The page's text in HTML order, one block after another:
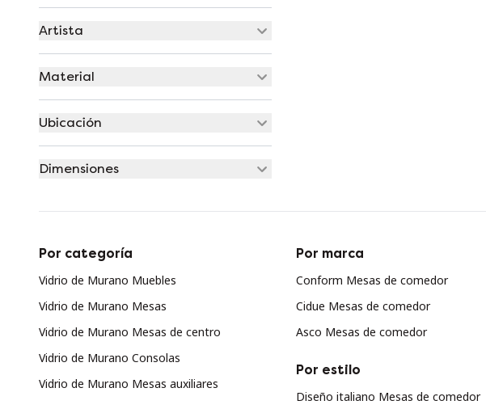
Artista
Material
Ubicación
Dimensiones
Por categoría
Vidrio de Murano Muebles
Vidrio de Murano Mesas
Vidrio de Murano Mesas de centro
Vidrio de Murano Consolas
Vidrio de Murano Mesas auxiliares
Por marca
Conform Mesas de comedor
Cidue Mesas de comedor
Asco Mesas de comedor
Por estilo
Diseño italiano Mesas de comedor